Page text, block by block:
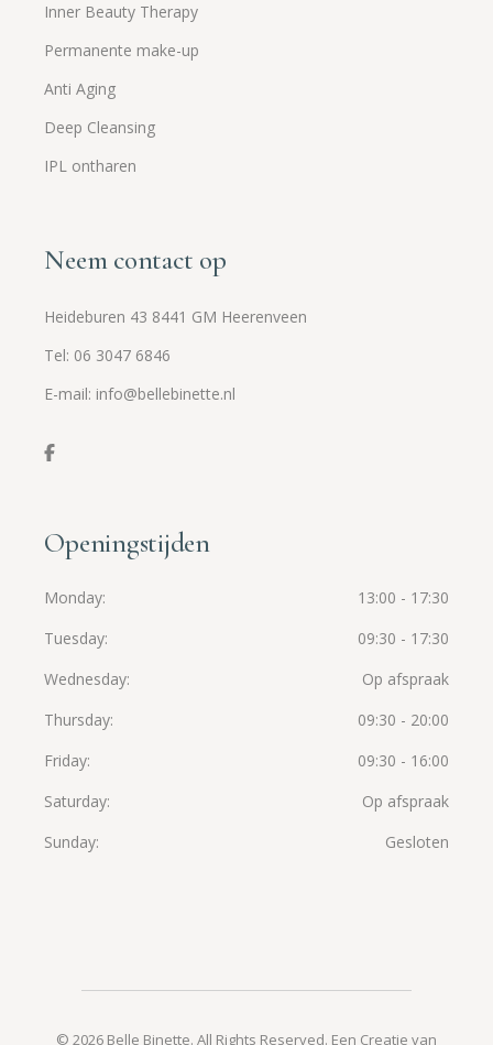
Inner Beauty Therapy
Permanente make-up
Anti Aging
Deep Cleansing
IPL ontharen
Neem contact op
Heideburen 43 8441 GM Heerenveen
Tel: 06 3047 6846
E-mail: info@bellebinette.nl
Openingstijden
Monday
13:00 - 17:30
Tuesday
09:30 - 17:30
Wednesday
Op afspraak
Thursday
09:30 - 20:00
Friday
09:30 - 16:00
Saturday
Op afspraak
Sunday
Gesloten
© 2026 Belle Binette. All Rights Reserved. Een Creatie van